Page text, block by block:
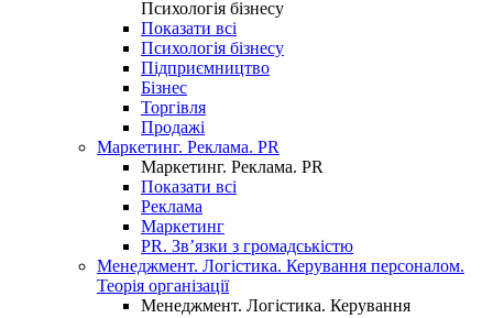
Психологія бізнесу
Показати всі
Психологія бізнесу
Підприємництво
Бізнес
Торгівля
Продажі
Маркетинг. Реклама. PR
Маркетинг. Реклама. PR
Показати всі
Реклама
Маркетинг
PR. Зв’язки з громадськістю
Менеджмент. Логістика. Керування персоналом.
Теорія організації
Менеджмент. Логістика. Керування